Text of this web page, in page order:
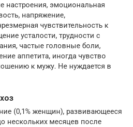
настроения, эмоциональная
напряжение,
чувствительность к
усталости, трудности с
частые головные боли,
аппетита, иногда чувство
к мужу. Не нуждается в
(0,1% женщин), развивающееся
нескольких месяцев после